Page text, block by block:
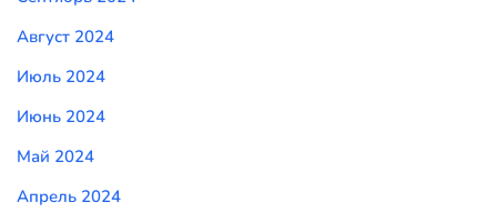
Август 2024
Июль 2024
Июнь 2024
Май 2024
Апрель 2024